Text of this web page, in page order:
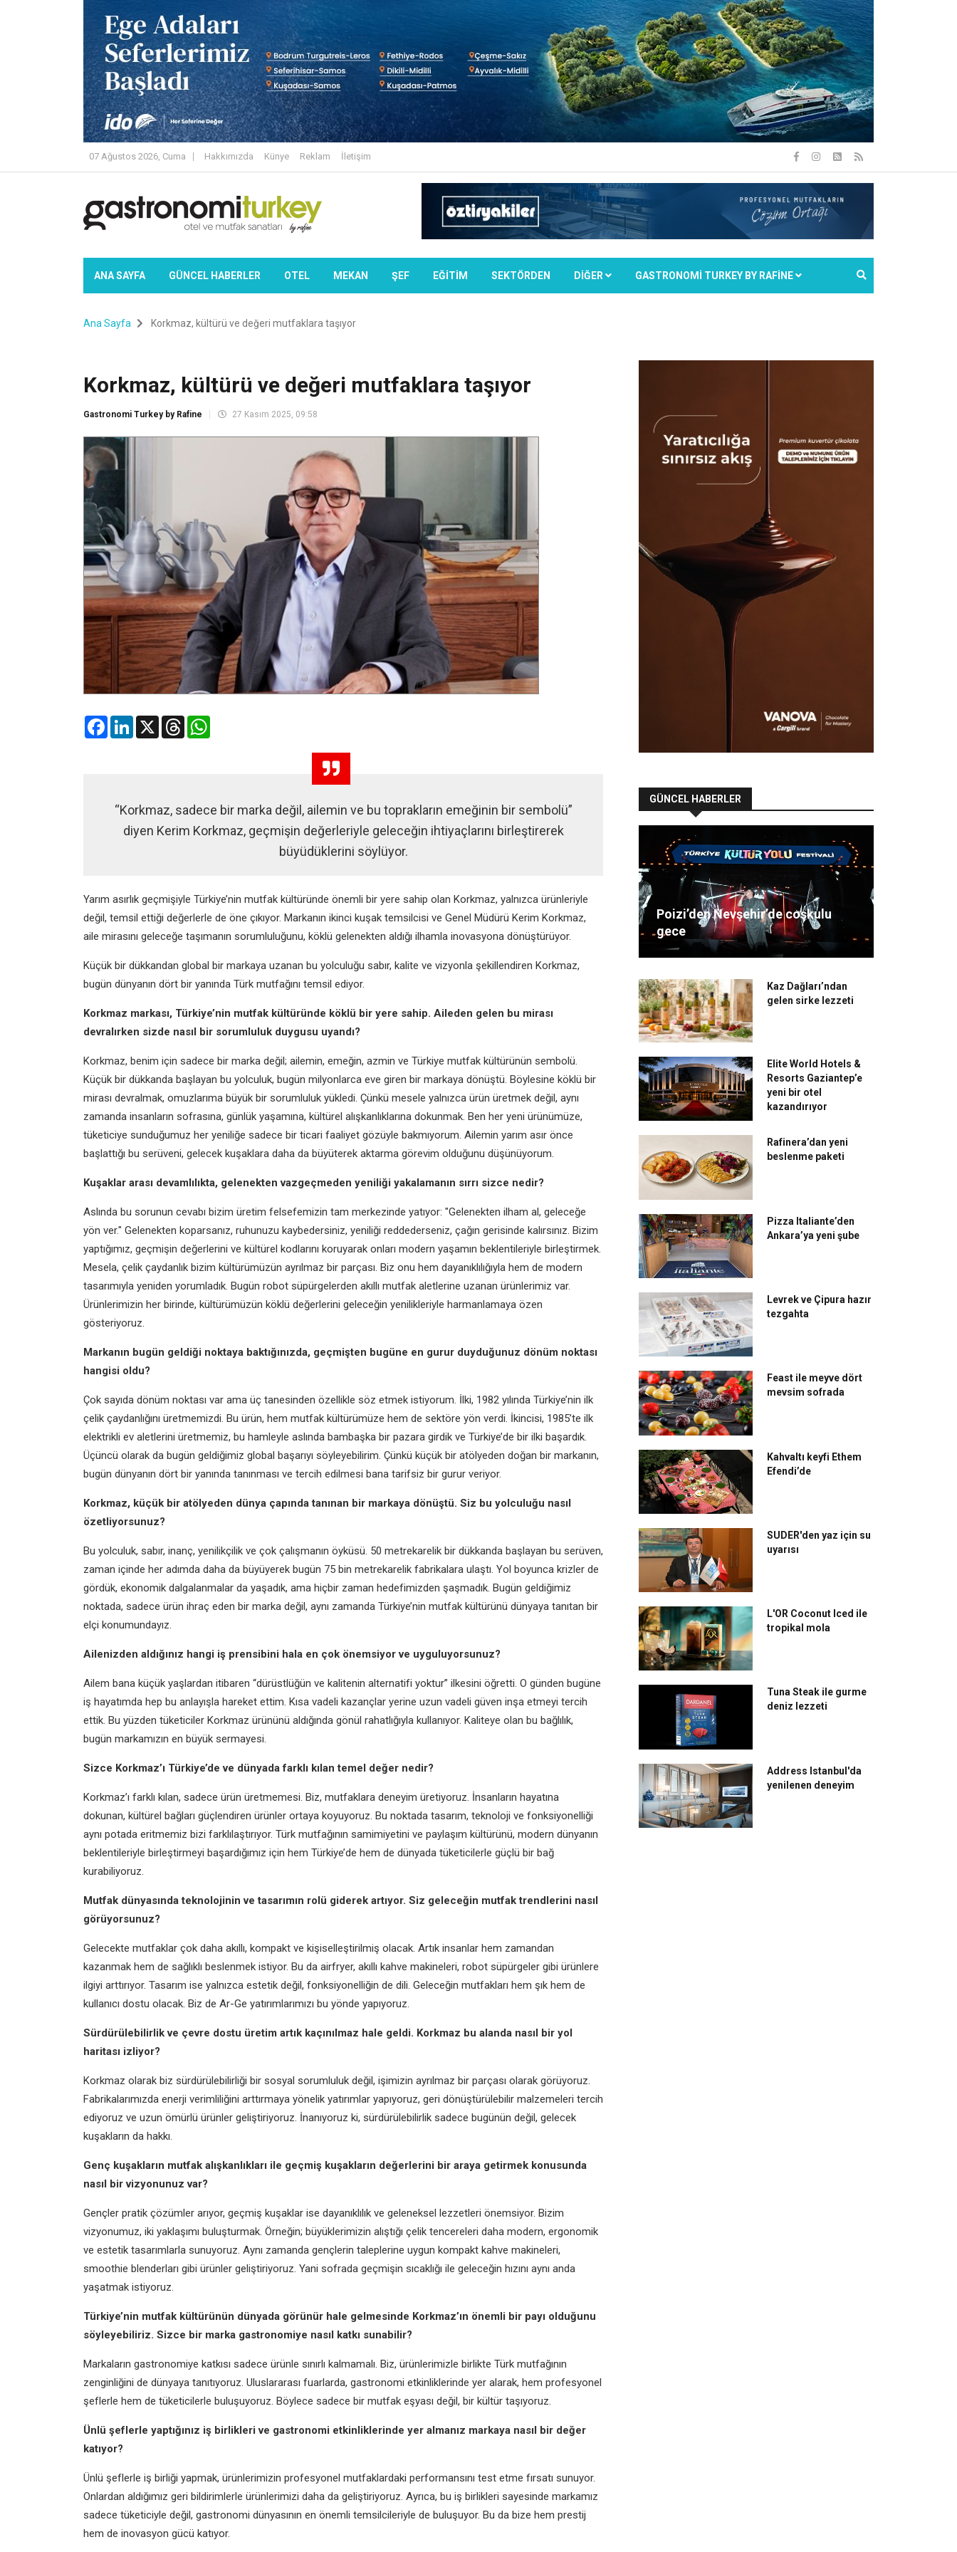
07 Ağustos 2026, Cuma Hakkımızda Künye Reklam İletişim
ANA SAYFA GÜNCEL HABERLER OTEL MEKAN ŞEF EĞİTİM SEKTÖRDEN DIĞER GASTRONOMİ TURKEY BY RAFİNE
Ana Sayfa Korkmaz, kültürü ve değeri mutfaklara taşıyor
Korkmaz, kültürü ve değeri mutfaklara taşıyor
Gastronomi Turkey by Rafine 27 Kasım 2025, 09:58
FacebookLinkedIn
X Threads
“Korkmaz, sadece bir marka değil, ailemin ve bu toprakların emeğinin bir sembolü”
diyen Kerim Korkmaz, geçmişin değerleriyle geleceğin ihtiyaçlarını birleştirerek
büyüdüklerini söylüyor.
Yarım asırlık geçmişiyle Türkiye’nin mutfak kültüründe önemli bir yere sahip olan Korkmaz, yalnızca ürünleriyle
değil, temsil ettiği değerlerle de öne çıkıyor. Markanın ikinci kuşak temsilcisi ve Genel Müdürü Kerim Korkmaz,
aile mirasını geleceğe taşımanın sorumluluğunu, köklü gelenekten aldığı ilhamla inovasyona dönüştürüyor.
Küçük bir dükkandan global bir markaya uzanan bu yolculuğu sabır, kalite ve vizyonla şekillendiren Korkmaz,
bugün dünyanın dört bir yanında Türk mutfağını temsil ediyor.
Korkmaz markası, Türkiye’nin mutfak kültüründe köklü bir yere sahip. Aileden gelen bu mirası
devralırken sizde nasıl bir sorumluluk duygusu uyandı?
Korkmaz, benim için sadece bir marka değil; ailemin, emeğin, azmin ve Türkiye mutfak kültürünün sembolü.
Küçük bir dükkanda başlayan bu yolculuk, bugün milyonlarca eve giren bir markaya dönüştü. Böylesine köklü bir
mirası devralmak, omuzlarıma büyük bir sorumluluk yükledi. Çünkü mesele yalnızca ürün üretmek değil, aynı
zamanda insanların sofrasına, günlük yaşamına, kültürel alışkanlıklarına dokunmak. Ben her yeni ürünümüze,
tüketiciye sunduğumuz her yeniliğe sadece bir ticari faaliyet gözüyle bakmıyorum. Ailemin yarım asır önce
başlattığı bu serüveni, gelecek kuşaklara daha da büyüterek aktarma görevim olduğunu düşünüyorum.
Kuşaklar arası devamlılıkta, gelenekten vazgeçmeden yeniliği yakalamanın sırrı sizce nedir?
Aslında bu sorunun cevabı bizim üretim felsefemizin tam merkezinde yatıyor: "Gelenekten ilham al, geleceğe
yön ver." Gelenekten koparsanız, ruhunuzu kaybedersiniz, yeniliği reddederseniz, çağın gerisinde kalırsınız. Bizim
yaptığımız, geçmişin değerlerini ve kültürel kodlarını koruyarak onları modern yaşamın beklentileriyle birleştirmek.
Mesela, çelik çaydanlık bizim kültürümüzün ayrılmaz bir parçası. Biz onu hem dayanıklılığıyla hem de modern
tasarımıyla yeniden yorumladık. Bugün robot süpürgelerden akıllı mutfak aletlerine uzanan ürünlerimiz var.
Ürünlerimizin her birinde, kültürümüzün köklü değerlerini geleceğin yenilikleriyle harmanlamaya özen
gösteriyoruz.
Markanın bugün geldiği noktaya baktığınızda, geçmişten bugüne en gurur duyduğunuz dönüm noktası
hangisi oldu?
Çok sayıda dönüm noktası var ama üç tanesinden özellikle söz etmek istiyorum. İlki, 1982 yılında Türkiye’nin ilk
çelik çaydanlığını üretmemizdi. Bu ürün, hem mutfak kültürümüze hem de sektöre yön verdi. İkincisi, 1985’te ilk
elektrikli ev aletlerini üretmemiz, bu hamleyle aslında bambaşka bir pazara girdik ve Türkiye’de bir ilki başardık.
Üçüncü olarak da bugün geldiğimiz global başarıyı söyleyebilirim. Çünkü küçük bir atölyeden doğan bir markanın,
bugün dünyanın dört bir yanında tanınması ve tercih edilmesi bana tarifsiz bir gurur veriyor.
Korkmaz, küçük bir atölyeden dünya çapında tanınan bir markaya dönüştü. Siz bu yolculuğu nasıl
özetliyorsunuz?
Bu yolculuk, sabır, inanç, yenilikçilik ve çok çalışmanın öyküsü. 50 metrekarelik bir dükkanda başlayan bu serüven,
zaman içinde her adımda daha da büyüyerek bugün 75 bin metrekarelik fabrikalara ulaştı. Yol boyunca krizler de
gördük, ekonomik dalgalanmalar da yaşadık, ama hiçbir zaman hedefimizden şaşmadık. Bugün geldiğimiz
noktada, sadece ürün ihraç eden bir marka değil, aynı zamanda Türkiye’nin mutfak kültürünü dünyaya tanıtan bir
elçi konumundayız.
Ailenizden aldığınız hangi iş prensibini hala en çok önemsiyor ve uyguluyorsunuz?
Ailem bana küçük yaşlardan itibaren “dürüstlüğün ve kalitenin alternatifi yoktur” ilkesini öğretti. O günden bugüne
iş hayatımda hep bu anlayışla hareket ettim. Kısa vadeli kazançlar yerine uzun vadeli güven inşa etmeyi tercih
ettik. Bu yüzden tüketiciler Korkmaz ürününü aldığında gönül rahatlığıyla kullanıyor. Kaliteye olan bu bağlılık,
bugün markamızın en büyük sermayesi.
Sizce Korkmaz’ı Türkiye’de ve dünyada farklı kılan temel değer nedir?
Korkmaz’ı farklı kılan, sadece ürün üretmemesi. Biz, mutfaklara deneyim üretiyoruz. İnsanların hayatına
dokunan, kültürel bağları güçlendiren ürünler ortaya koyuyoruz. Bu noktada tasarım, teknoloji ve fonksiyonelliği
aynı potada eritmemiz bizi farklılaştırıyor. Türk mutfağının samimiyetini ve paylaşım kültürünü, modern dünyanın
beklentileriyle birleştirmeyi başardığımız için hem Türkiye’de hem de dünyada tüketicilerle güçlü bir bağ
kurabiliyoruz.
Mutfak dünyasında teknolojinin ve tasarımın rolü giderek artıyor. Siz geleceğin mutfak trendlerini nasıl
görüyorsunuz?
Gelecekte mutfaklar çok daha akıllı, kompakt ve kişiselleştirilmiş olacak. Artık insanlar hem zamandan
kazanmak hem de sağlıklı beslenmek istiyor. Bu da airfryer, akıllı kahve makineleri, robot süpürgeler gibi ürünlere
ilgiyi arttırıyor. Tasarım ise yalnızca estetik değil, fonksiyonelliğin de dili. Geleceğin mutfakları hem şık hem de
kullanıcı dostu olacak. Biz de Ar-Ge yatırımlarımızı bu yönde yapıyoruz.
Sürdürülebilirlik ve çevre dostu üretim artık kaçınılmaz hale geldi. Korkmaz bu alanda nasıl bir yol
haritası izliyor?
Korkmaz olarak biz sürdürülebilirliği bir sosyal sorumluluk değil, işimizin ayrılmaz bir parçası olarak görüyoruz.
Fabrikalarımızda enerji verimliliğini arttırmaya yönelik yatırımlar yapıyoruz, geri dönüştürülebilir malzemeleri tercih
ediyoruz ve uzun ömürlü ürünler geliştiriyoruz. İnanıyoruz ki, sürdürülebilirlik sadece bugünün değil, gelecek
kuşakların da hakkı.
Genç kuşakların mutfak alışkanlıkları ile geçmiş kuşakların değerlerini bir araya getirmek konusunda
nasıl bir vizyonunuz var?
Gençler pratik çözümler arıyor, geçmiş kuşaklar ise dayanıklılık ve geleneksel lezzetleri önemsiyor. Bizim
vizyonumuz, iki yaklaşımı buluşturmak. Örneğin; büyüklerimizin alıştığı çelik tencereleri daha modern, ergonomik
ve estetik tasarımlarla sunuyoruz. Aynı zamanda gençlerin taleplerine uygun kompakt kahve makineleri,
smoothie blenderları gibi ürünler geliştiriyoruz. Yani sofrada geçmişin sıcaklığı ile geleceğin hızını aynı anda
yaşatmak istiyoruz.
Türkiye’nin mutfak kültürünün dünyada görünür hale gelmesinde Korkmaz’ın önemli bir payı olduğunu
söyleyebiliriz. Sizce bir marka gastronomiye nasıl katkı sunabilir?
Markaların gastronomiye katkısı sadece ürünle sınırlı kalmamalı. Biz, ürünlerimizle birlikte Türk mutfağının
zenginliğini de dünyaya tanıtıyoruz. Uluslararası fuarlarda, gastronomi etkinliklerinde yer alarak, hem profesyonel
şeflerle hem de tüketicilerle buluşuyoruz. Böylece sadece bir mutfak eşyası değil, bir kültür taşıyoruz.
Ünlü şeflerle yaptığınız iş birlikleri ve gastronomi etkinliklerinde yer almanız markaya nasıl bir değer
katıyor?
Ünlü şeflerle iş birliği yapmak, ürünlerimizin profesyonel mutfaklardaki performansını test etme fırsatı sunuyor.
Onlardan aldığımız geri bildirimlerle ürünlerimizi daha da geliştiriyoruz. Ayrıca, bu iş birlikleri sayesinde markamız
sadece tüketiciyle değil, gastronomi dünyasının en önemli temsilcileriyle de buluşuyor. Bu da bize hem prestij
hem de inovasyon gücü katıyor.
GÜNCEL HABERLER
Poizi’den Nevşehir’de coşkulu
gece
Kaz Dağları’ndan
gelen sirke lezzeti
Elite World Hotels &
Resorts Gaziantep’e
yeni bir otel
kazandırıyor
Rafinera’dan yeni
beslenme paketi
Pizza Italiante’den
Ankara’ya yeni şube
Levrek ve Çipura hazır
tezgahta
Feast ile meyve dört
mevsim sofrada
Kahvaltı keyfi Ethem
Efendi’de
SUDER'den yaz için su
uyarısı
L'OR Coconut Iced ile
tropikal mola
Tuna Steak ile gurme
deniz lezzeti
Address Istanbul'da
yenilenen deneyim